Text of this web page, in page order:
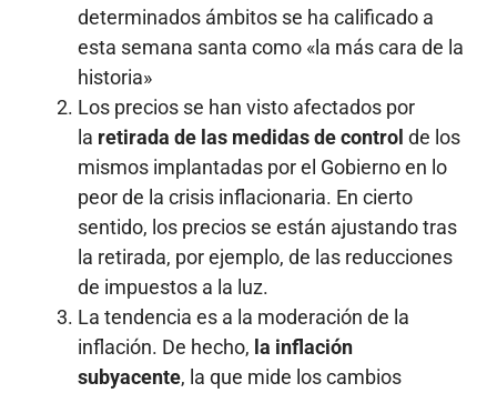
determinados ámbitos se ha calificado a
esta semana santa como «la más cara de la
historia»
Los precios se han visto afectados por
la retirada de las medidas de control de los
mismos implantadas por el Gobierno en lo
peor de la crisis inflacionaria. En cierto
sentido, los precios se están ajustando tras
la retirada, por ejemplo, de las reducciones
de impuestos a la luz.
La tendencia es a la moderación de la
inflación. De hecho, la inflación
subyacente, la que mide los cambios